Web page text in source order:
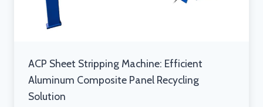
ACP Sheet Stripping Machine: Efficient
Aluminum Composite Panel Recycling
Solution